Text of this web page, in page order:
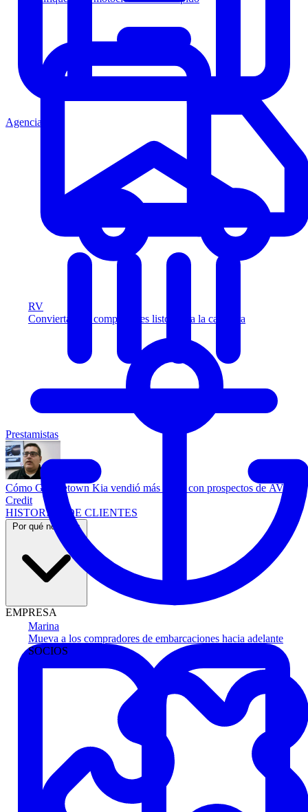
RV
Convierta más compradores listos para la carretera
Marina
Mueva a los compradores de embarcaciones hacia adelante
SOCIOS
Agencia
Prestamistas
Cómo Georgetown Kia vendió más autos con prospectos de AVA
Credit
HISTORIAS DE CLIENTES
Por qué nosotros
EMPRESA